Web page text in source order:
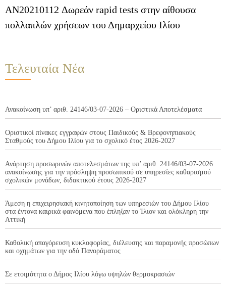
AN20210112 Δωρεάν rapid tests στην αίθουσα
πολλαπλών χρήσεων του Δημαρχείου Ιλίου
Τελευταία Νέα
Ανακοίνωση υπ’ αριθ. 24146/03-07-2026 – Οριστικά Αποτελέσματα
Οριστικοί πίνακες εγγραφών στους Παιδικούς & Βρεφονηπιακούς
Σταθμούς του Δήμου Ιλίου για το σχολικό έτος 2026-2027
Ανάρτηση προσωρινών αποτελεσμάτων της υπ’ αριθ. 24146/03-07-2026
ανακοίνωσης για την πρόσληψη προσωπικού σε υπηρεσίες καθαρισμού
σχολικών μονάδων, διδακτικού έτους 2026-2027
Άμεση η επιχειρησιακή κινητοποίηση των υπηρεσιών του Δήμου Ιλίου
στα έντονα καιρικά φαινόμενα που έπληξαν το Ίλιον και ολόκληρη την
Αττική
Καθολική απαγόρευση κυκλοφορίας, διέλευσης και παραμονής προσώπων
και οχημάτων για την οδό Πανοράματος
Σε ετοιμότητα ο Δήμος Ιλίου λόγω υψηλών θερμοκρασιών